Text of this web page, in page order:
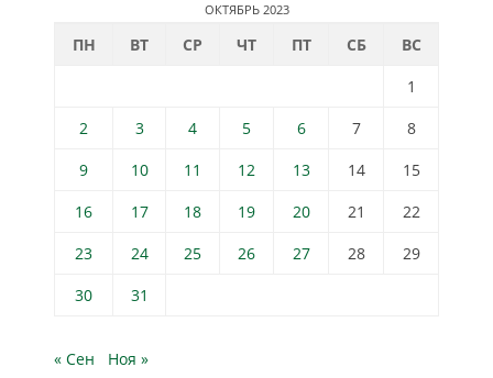
ОКТЯБРЬ 2023
ПН ВТ СР ЧТ ПТ СБ
ВС
1
2
3 4 5 6 7
8
9
10 11 12 13 14
15
16
17 18 19 20 21
22
23
24 25 26 27 28
29
30
31
« Сен Ноя »